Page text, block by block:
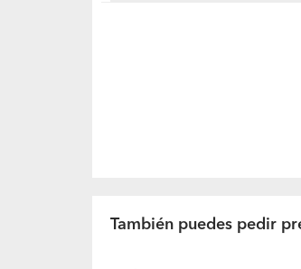
También puedes pedir